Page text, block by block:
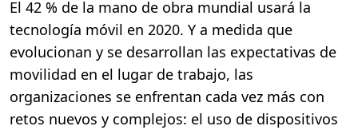
El 42 % de la mano de obra mundial usará la
tecnología móvil en 2020. Y a medida que
evolucionan y se desarrollan las expectativas de
movilidad en el lugar de trabajo, las
organizaciones se enfrentan cada vez más con
retos nuevos y complejos: el uso de dispositivos